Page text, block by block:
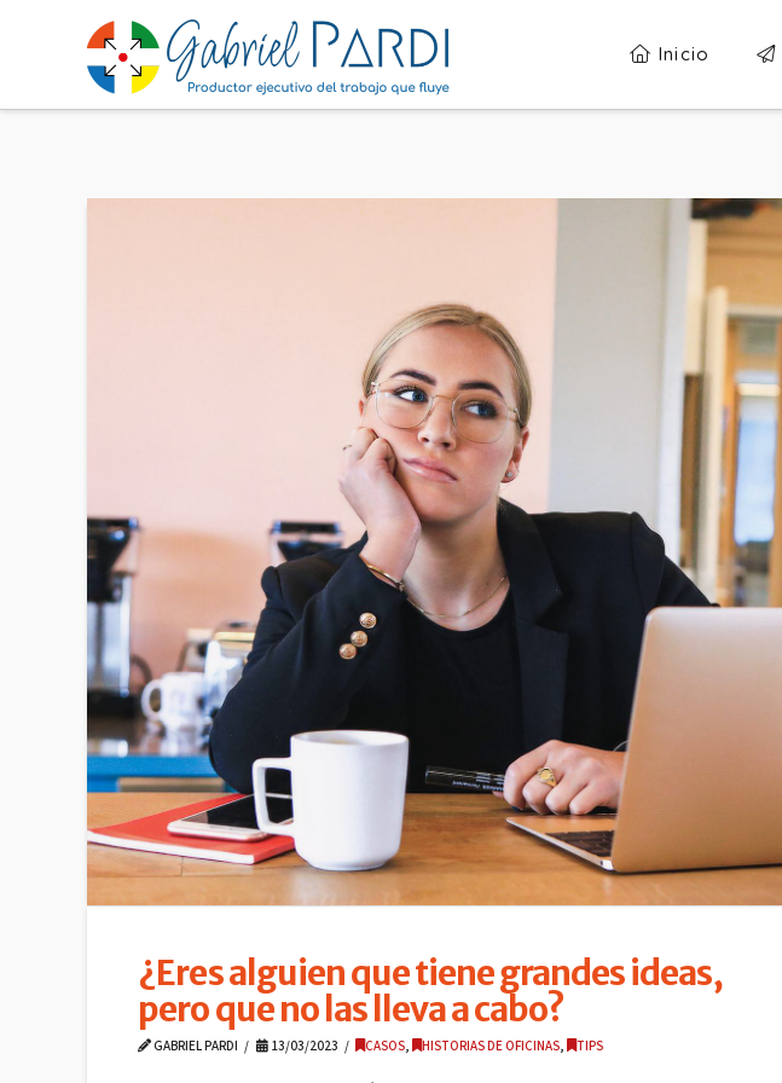
Inicio
¿Eres alguien que tiene grandes ideas,
pero que no las lleva a cabo?
GABRIEL PARDI 13/03/2023 CASOS, HISTORIAS DE OFICINAS, TIPS